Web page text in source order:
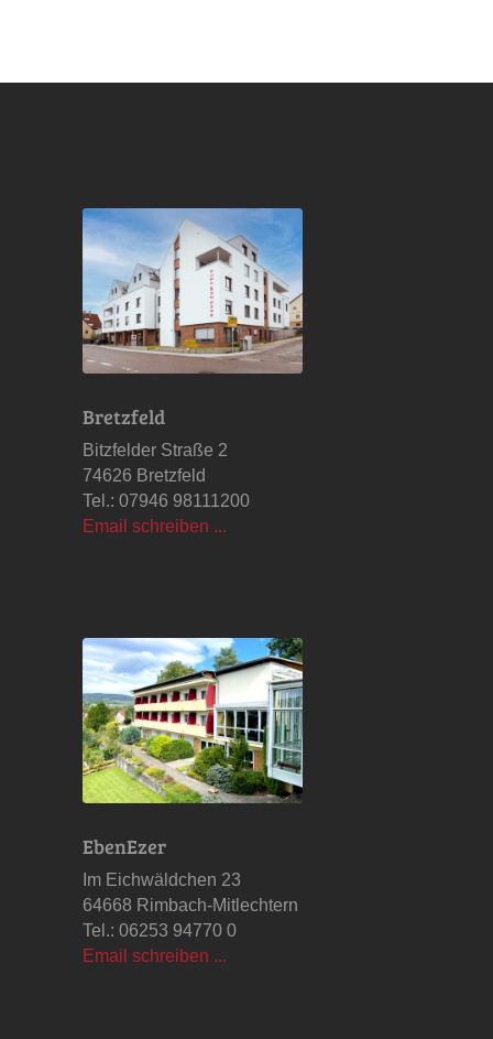
Bretzfeld
Bitzfelder Straße 2
74626 Bretzfeld
Tel.: 07946 98111200
Email schreiben ...
EbenEzer
Im Eichwäldchen 23
64668 Rimbach-Mitlechtern
Tel.: 06253 94770 0
Email schreiben ...